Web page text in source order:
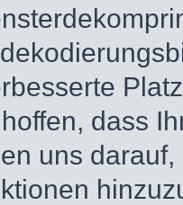
dass
uns